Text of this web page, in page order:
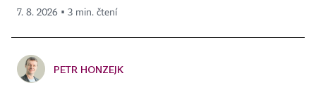
7. 8. 2026 ▪ 3 min. čtení
PETR HONZEJK